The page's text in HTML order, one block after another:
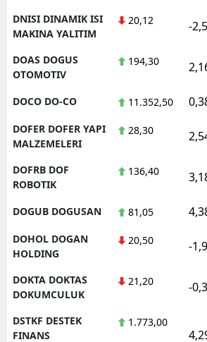
DNISI DINAMIK ISI
MAKINA YALITIM
20,12 -
DOAS DOGUS
OTOMOTIV
194,30
DOCO DO-CO 11.352,50
DOFER DOFER YAPI
MALZEMELERI
28,30
DOFRB DOF
ROBOTIK
136,40
DOGUB DOGUSAN 81,05
DOHOL DOGAN
HOLDING
20,50 -
DOKTA DOKTAS
DOKUMCULUK
21,20 -
DSTKF DESTEK
FINANS
1.773,00